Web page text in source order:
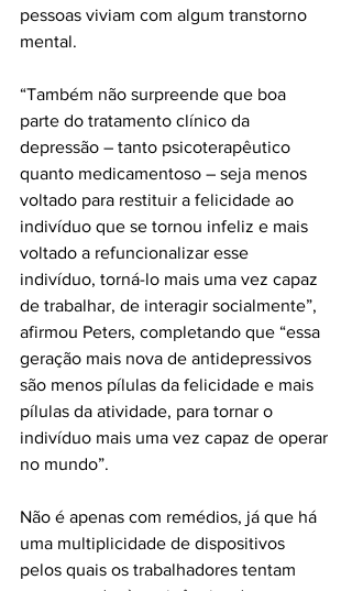
pessoas viviam com algum transtorno
mental.
“Também não surpreende que boa
parte do tratamento clínico da
depressão – tanto psicoterapêutico
quanto medicamentoso – seja menos
voltado para restituir a felicidade ao
indivíduo que se tornou infeliz e mais
voltado a refuncionalizar esse
indivíduo, torná-lo mais uma vez capaz
de trabalhar, de interagir socialmente”,
afirmou Peters, completando que “essa
geração mais nova de antidepressivos
são menos pílulas da felicidade e mais
pílulas da atividade, para tornar o
indivíduo mais uma vez capaz de operar
no mundo”.
Não é apenas com remédios, já que há
uma multiplicidade de dispositivos
pelos quais os trabalhadores tentam